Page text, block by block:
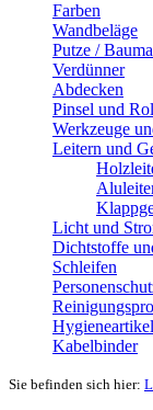
Farben
Wandbeläge
Putze /
Verdünner
Abdecken
Pinsel und
Werkzeuge
Leitern und
Licht und
Dichtstoffe
Schleifen
Hygieneartikel
Kabelbinder
Sie befinden sich hier: